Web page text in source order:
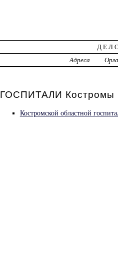
Адреса
ГОСПИТАЛИ Костромы
Костромской областной